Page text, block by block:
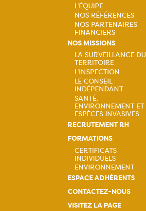
Navigation
principale
L'ÉQUIPE
NOS RÉFÉRENCES
NOS PARTENAIRES
FINANCIERS
NOS MISSIONS
Navigation
principale
LA SURVEILLANCE DU
TERRITOIRE
L'INSPECTION
LE CONSEIL
INDÉPENDANT
SANTÉ,
ENVIRONNEMENT ET
ESPÈCES INVASIVES
RECRUTEMENT RH
FORMATIONS
Navigation
principale
CERTIFICATS
INDIVIDUELS
ENVIRONNEMENT
ESPACE ADHÉRENTS
CONTACTEZ-NOUS
VISITEZ LA PAGE